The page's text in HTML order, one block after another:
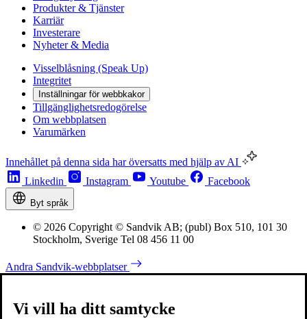
Produkter & Tjänster
Karriär
Investerare
Nyheter & Media
Visselblåsning (Speak Up)
Integritet
Inställningar för webbkakor
Tillgänglighetsredogörelse
Om webbplatsen
Varumärken
Innehållet på denna sida har översatts med hjälp av AI
Linkedin
Instagram Youtube Facebook
Byt språk
© 2026 Copyright © Sandvik AB; (publ) Box 510, 101 30
Stockholm, Sverige Tel 08 456 11 00
Andra Sandvik-webbplatser
Vi vill ha ditt samtycke